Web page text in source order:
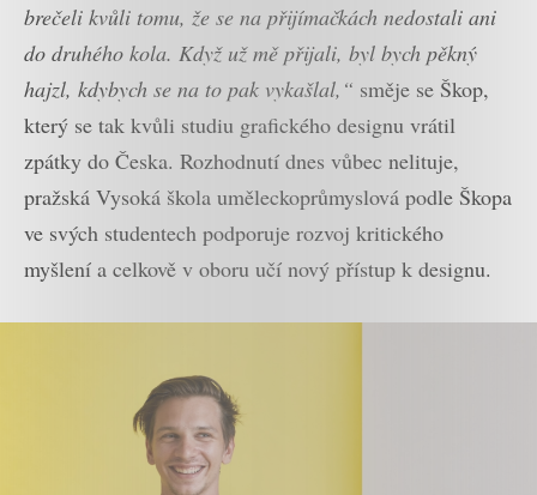
brečeli kvůli tomu, že se na přijímačkách nedostali ani
do druhého kola. Když už mě přijali, byl bych pěkný
hajzl, kdybych se na to pak vykašlal,“ směje se Škop,
který se tak kvůli studiu grafického designu vrátil
zpátky do Česka. Rozhodnutí dnes vůbec nelituje,
pražská Vysoká škola uměleckoprůmyslová podle Škopa
ve svých studentech podporuje rozvoj kritického
myšlení a celkově v oboru učí nový přístup k designu.